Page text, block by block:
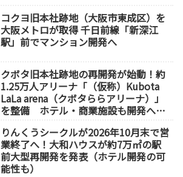
コクヨ旧本社跡地（大阪市東成区）を
大阪メトロが取得 千日前線「新深江
駅」前でマンション開発へ
クボタ旧本社跡地の再開発が始動！約
1.25万人アリーナ「（仮称）Kubota
LaLa arena（クボタららアリーナ）」
を整備 ホテル・商業施設も開発へ
りんくうシークルが2026年10月末で営
業終了へ！大和ハウスが約7万㎡の駅
前大型再開発を発表（ホテル開発の可
能性も）